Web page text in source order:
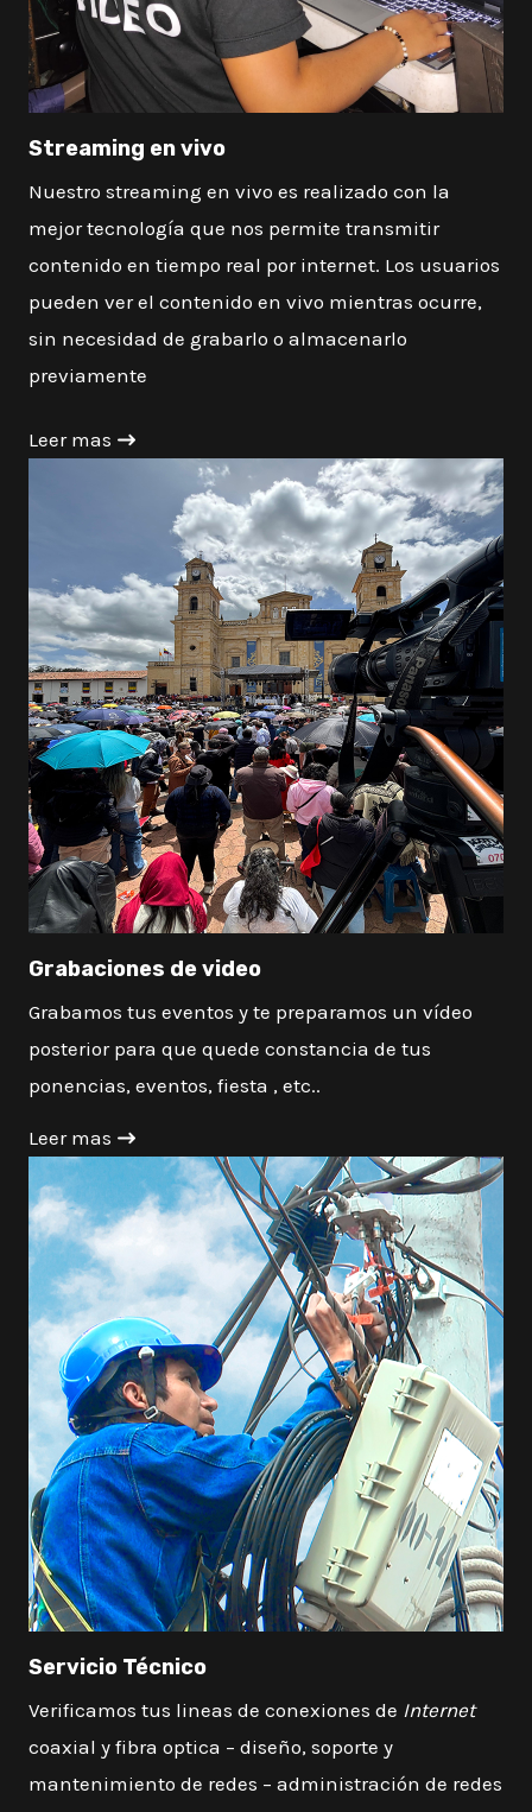
Streaming en vivo
Nuestro streaming en vivo es realizado con la
mejor tecnología que nos permite transmitir
contenido en tiempo real por internet. Los usuarios
pueden ver el contenido en vivo mientras ocurre,
sin necesidad de grabarlo o almacenarlo
previamente
Leer mas
Grabaciones de video
Grabamos tus eventos y te preparamos un vídeo
posterior para que quede constancia de tus
ponencias, eventos, fiesta , etc..
Leer mas
Servicio Técnico
Verificamos tus lineas de conexiones de Internet
coaxial y fibra optica – diseño, soporte y
mantenimiento de redes – administración de redes